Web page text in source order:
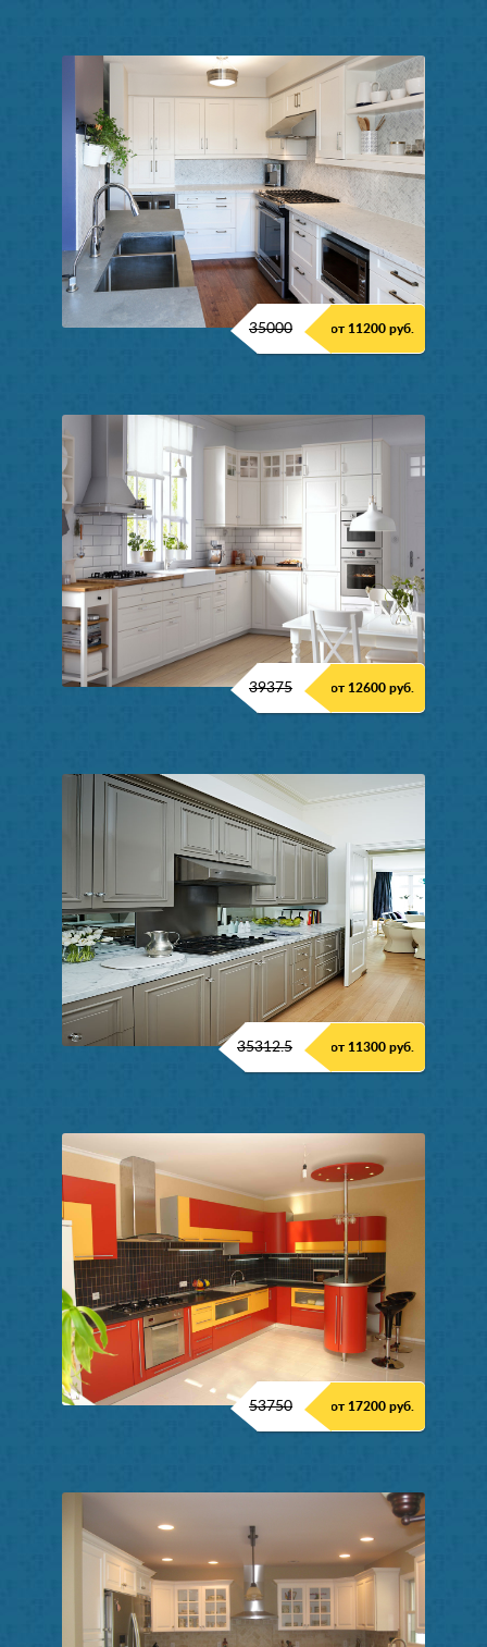
35000 от 11200 руб.
39375 от 12600 руб.
35312.5 от 11300 руб.
53750 от 17200 руб.